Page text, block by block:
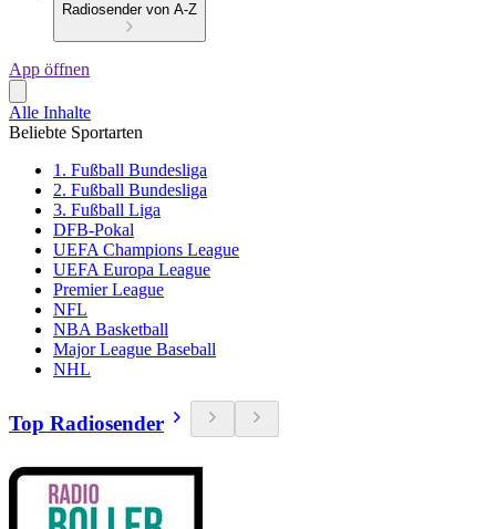
Radiosender von A-Z
App öffnen
Alle Inhalte
Beliebte Sportarten
1. Fußball Bundesliga
2. Fußball Bundesliga
3. Fußball Liga
DFB-Pokal
UEFA Champions League
UEFA Europa League
Premier League
NFL
NBA Basketball
Major League Baseball
NHL
Top Radiosender